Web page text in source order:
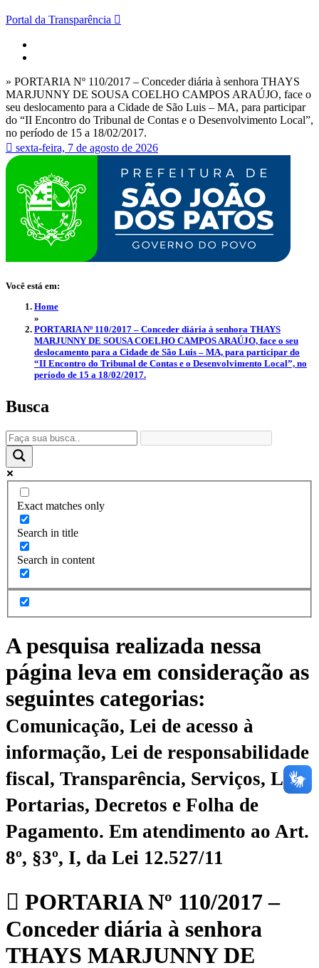
Portal da Transparência
» PORTARIA Nº 110/2017 – Conceder diária à senhora THAYS
MARJUNNY DE SOUSA COELHO CAMPOS ARAÚJO, face o
seu deslocamento para a Cidade de São Luis – MA, para participar
do “II Encontro do Tribunal de Contas e o Desenvolvimento Local”,
no período de 15 a 18/02/2017.
sexta-feira, 7 de agosto de 2026
Você está em:
Home
»
PORTARIA Nº 110/2017 – Conceder diária à senhora THAYS
MARJUNNY DE SOUSA COELHO CAMPOS ARAÚJO, face o seu
deslocamento para a Cidade de São Luis – MA, para participar do
“II Encontro do Tribunal de Contas e o Desenvolvimento Local”, no
período de 15 a 18/02/2017.
Busca
Exact matches only
Search in title
Search in content
A pesquisa realizada nessa
página leva em consideração as
seguintes categorias:
Comunicação, Lei de acesso à
informação, Lei de responsabilidade
fiscal, Transparência, Serviços, Leis,
Portarias, Decretos e Folha de
Pagamento. Em atendimento ao Art.
8º, §3º, I, da Lei 12.527/11
PORTARIA Nº 110/2017 –
Conceder diária à senhora
THAYS MARJUNNY DE